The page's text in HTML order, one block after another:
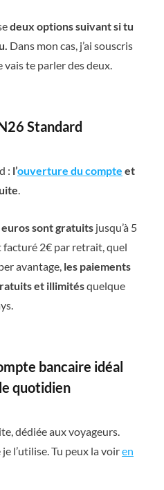
deux options suivant si tu
Dans mon cas, j’ai souscris
vais te parler des deux.
Standard
: l’ouverture du compte et
euros sont gratuits jusqu’à 5
facturé 2€ par retrait, quel
avantage, les paiements
et illimitésquelque
bancaire idéal
quotidien
dédiée aux voyageurs.
l’utilise. Tu peux la voiren